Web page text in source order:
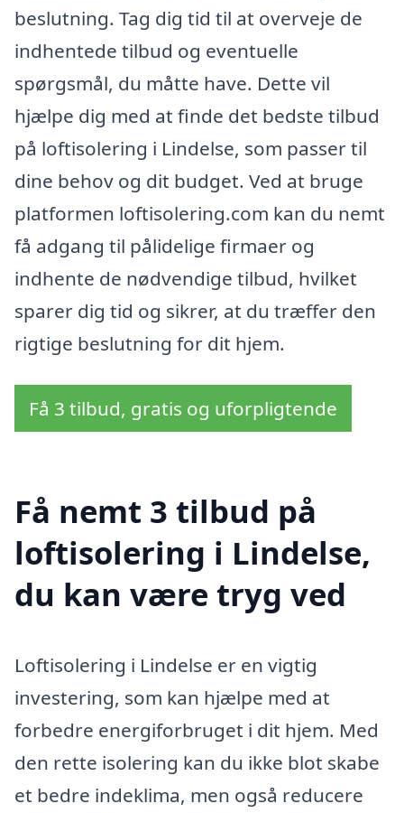
beslutning. Tag dig tid til at overveje de
indhentede tilbud og eventuelle
spørgsmål, du måtte have. Dette vil
hjælpe dig med at finde det bedste tilbud
på loftisolering i Lindelse, som passer til
dine behov og dit budget. Ved at bruge
platformen loftisolering.com kan du nemt
få adgang til pålidelige firmaer og
indhente de nødvendige tilbud, hvilket
sparer dig tid og sikrer, at du træffer den
rigtige beslutning for dit hjem.
Få 3 tilbud, gratis og uforpligtende
Få nemt 3 tilbud på
loftisolering i Lindelse,
du kan være tryg ved
Loftisolering i Lindelse er en vigtig
investering, som kan hjælpe med at
forbedre energiforbruget i dit hjem. Med
den rette isolering kan du ikke blot skabe
et bedre indeklima, men også reducere